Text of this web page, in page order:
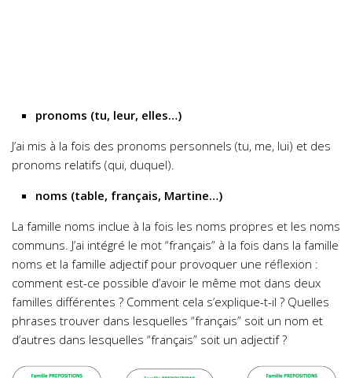
pronoms (tu, leur, elles…)
J’ai mis à la fois des pronoms personnels (tu, me, lui) et des
pronoms relatifs (qui, duquel).
noms (table, français, Martine…)
La famille noms inclue à la fois les noms propres et les noms
communs. J’ai intégré le mot “français” à la fois dans la famille
noms et la famille adjectif pour provoquer une réflexion :
comment est-ce possible d’avoir le même mot dans deux
familles différentes ? Comment cela s’explique-t-il ? Quelles
phrases trouver dans lesquelles “français” soit un nom et
d’autres dans lesquelles “français” soit un adjectif ?